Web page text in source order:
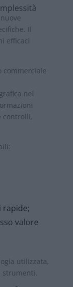
Il
efficaci
commerciale
nel
controlli,
rapide;
valore
utilizzata,
strumenti.